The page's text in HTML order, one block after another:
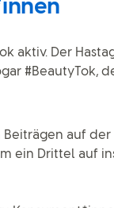
aktiv. Der
#BeautyTok,
auf
ein Drittel auf